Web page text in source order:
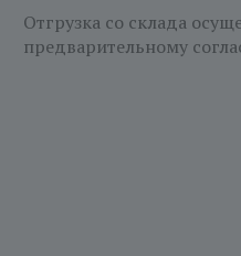
Отгрузка со склада
предварительному